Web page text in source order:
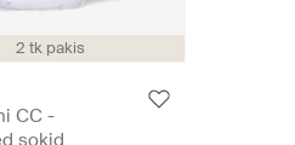
2 tk pakis
CC -